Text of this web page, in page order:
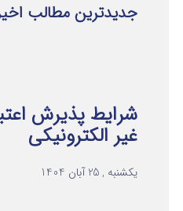
جدیدترین مطالب
شرایط پذیرش
غیر الکترونیکی
یکشنبه , 25 آبان 1404